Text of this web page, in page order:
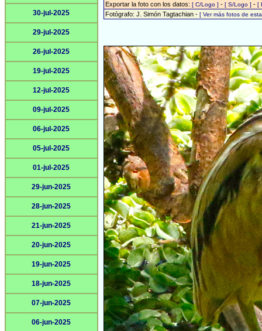
30-jul-2025
29-jul-2025
26-jul-2025
19-jul-2025
12-jul-2025
09-jul-2025
06-jul-2025
05-jul-2025
01-jul-2025
29-jun-2025
28-jun-2025
21-jun-2025
20-jun-2025
19-jun-2025
18-jun-2025
07-jun-2025
06-jun-2025
Exportar la foto con los datos: [ C/Logo ] - [ S/Logo ] - [
Fotógrafo: J. Simón Tagtachian - [ Ver más fotos de